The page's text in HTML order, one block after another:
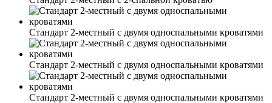
Cтандарт 2-местный с двумя односпальными кроватями
Cтандарт 2-местный с двумя односпальными кроватями
Cтандарт 2-местный с двумя односпальными кроватями